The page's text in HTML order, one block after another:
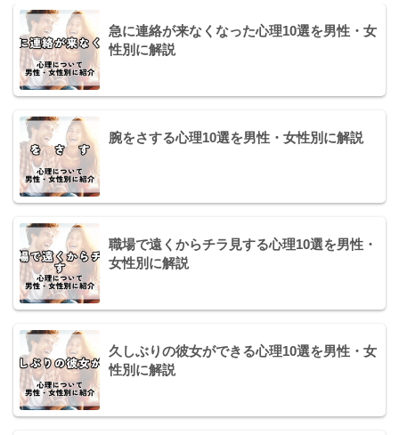
急に連絡が来なくなった心理10選を男性・女
性別に解説
腕をさする心理10選を男性・女性別に解説
職場で遠くからチラ見する心理10選を男性・
女性別に解説
久しぶりの彼女ができる心理10選を男性・女
性別に解説